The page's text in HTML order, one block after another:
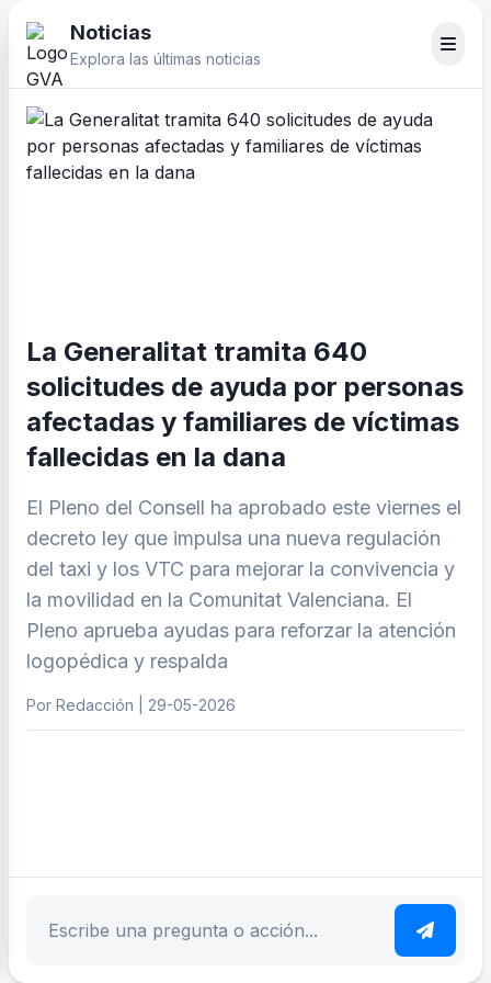
Noticias
Explora las últimas noticias
La Generalitat tramita 640
solicitudes de ayuda por personas
afectadas y familiares de víctimas
fallecidas en la dana
El Pleno del Consell ha aprobado este viernes el
decreto ley que impulsa una nueva regulación
del taxi y los VTC para mejorar la convivencia y
la movilidad en la Comunitat Valenciana. El
Pleno aprueba ayudas para reforzar la atención
logopédica y respalda
Por Redacción | 29-05-2026
Escribe tu pregunta